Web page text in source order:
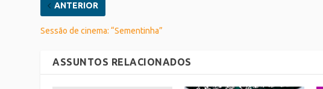
ANTERIOR
Sessão de cinema: “Sementinha”
ASSUNTOS RELACIONADOS